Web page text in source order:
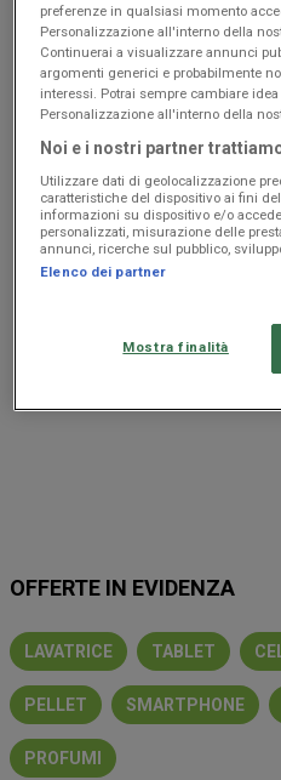
Crai
Offerte bollenti
Scade il 19/08
Montorio al
OFFERTE IN EVIDENZA
LAVATRICE TABLET
PELLET SMARTPHONE
PROFUMI
preferenze in qualsiasi momento
Personalizzazione all'interno della
Continuerai a visualizzare annunci
argomenti generici e probabilmente
interessi. Potrai sempre cambiare
Personalizzazione all'interno della
Noi e i nostri partner
Utilizzare dati di geolocalizzazione
caratteristiche del dispositivo ai fini
informazioni su dispositivo e/o
personalizzati, misurazione delle
annunci, ricerche sul pubblico,
Elenco dei partner
Mostra finalità